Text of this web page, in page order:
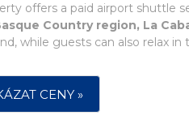
offers a paid airport shuttle
Country region, La
while guests can also relax in
CENY »